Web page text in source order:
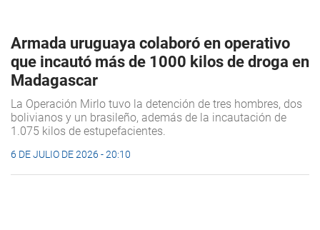
Armada uruguaya colaboró en operativo
que incautó más de 1000 kilos de droga en
Madagascar
La Operación Mirlo tuvo la detención de tres hombres, dos
bolivianos y un brasileño, además de la incautación de
1.075 kilos de estupefacientes.
6 DE JULIO DE 2026 - 20:10